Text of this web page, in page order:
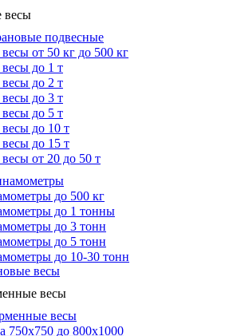
весы
подвесные
от 50 кг до 500 кг
до 1 т
до 2 т
до 3 т
до 5 т
до 10 т
до 15 т
от 20 до 50 т
до 500 кг
до 1 тонны
до 3 тонн
до 5 тонн
до 10-30 тонн
весы
весы
весы
750х750 до 800х1000